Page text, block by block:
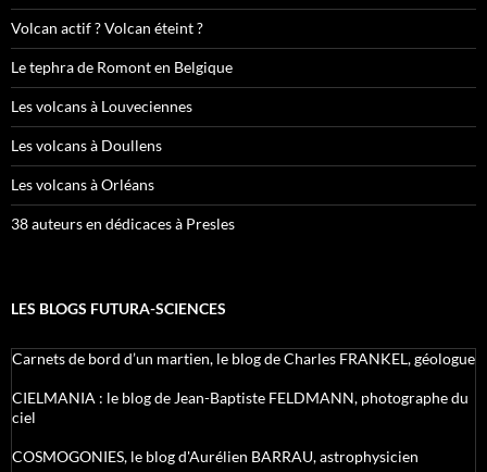
Volcan actif ? Volcan éteint ?
Le tephra de Romont en Belgique
Les volcans à Louveciennes
Les volcans à Doullens
Les volcans à Orléans
38 auteurs en dédicaces à Presles
LES BLOGS FUTURA-SCIENCES
Carnets de bord d’un martien, le blog de Charles FRANKEL, géologue
CIELMANIA : le blog de Jean-Baptiste FELDMANN, photographe du
ciel
COSMOGONIES, le blog d'Aurélien BARRAU, astrophysicien